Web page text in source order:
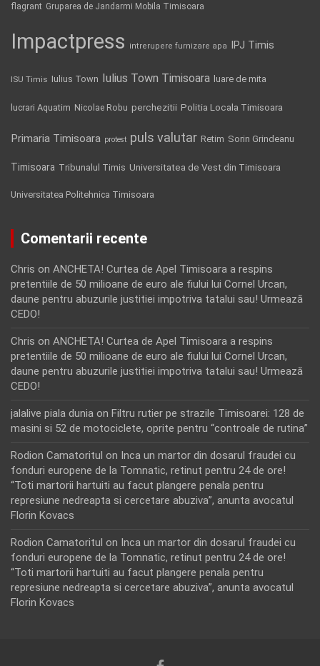
flagrant Gruparea de Jandarmi Mobila Timisoara
Impactpress intrerupere furnizare apa IPJ Timis
ISU Timis Iulius Town Iulius Town Timisoara luare de mita
lucrari Aquatim Nicolae Robu perchezitii Politia Locala Timisoara
Primaria Timisoara protest puls valutar Retim Sorin Grindeanu
Timisoara Tribunalul Timis Universitatea de Vest din Timisoara
Universitatea Politehnica Timisoara
Comentarii recente
Chris on ANCHETA! Curtea de Apel Timisoara a respins
pretentiile de 50 milioane de euro ale fiului lui Cornel Urcan,
daune pentru abuzurile justitiei impotriva tatalui sau! Urmează
CEDO!
Chris on ANCHETA! Curtea de Apel Timisoara a respins
pretentiile de 50 milioane de euro ale fiului lui Cornel Urcan,
daune pentru abuzurile justitiei impotriva tatalui sau! Urmează
CEDO!
jalalive piala dunia on Filtru rutier pe strazile Timisoarei: 128 de
masini si 52 de motociclete, oprite pentru “controale de rutina”
Rodion Camatoritul on Inca un martor din dosarul fraudei cu
fonduri europene de la Tomnatic, retinut pentru 24 de ore!
“Toti martorii hartuiti au facut plangere penala pentru
represiune nedreapta si cercetare abuziva”, anunta avocatul
Florin Kovacs
Rodion Camatoritul on Inca un martor din dosarul fraudei cu
fonduri europene de la Tomnatic, retinut pentru 24 de ore!
“Toti martorii hartuiti au facut plangere penala pentru
represiune nedreapta si cercetare abuziva”, anunta avocatul
Florin Kovacs